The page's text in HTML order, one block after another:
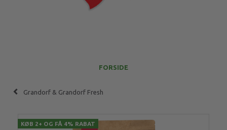
FORSIDE
Grandorf & Grandorf Fresh
KØB 2+ OG FÅ 4% RABAT